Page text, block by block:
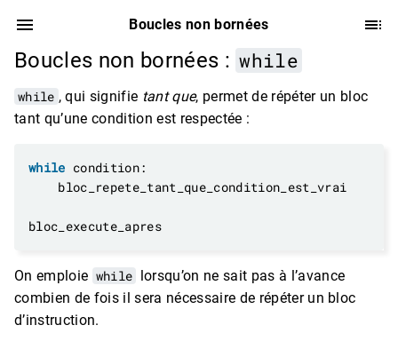
Boucles non bornées
Boucles non bornées : while
while , qui signifie tant que, permet de répéter un bloc
tant qu’une condition est respectée :
while
bloc_execute_apres
On emploie while lorsqu’on ne sait pas à l’avance
combien de fois il sera nécessaire de répéter un bloc
d’instruction.